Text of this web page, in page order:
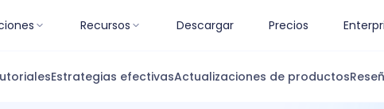
Recursos Descargar Precios
Estrategias efectivasActualizaciones de productos